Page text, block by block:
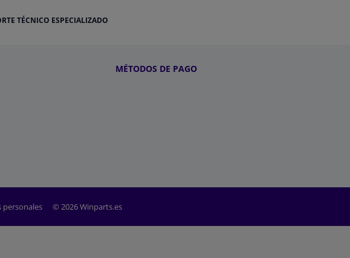
TÉCNICO ESPECIALIZADO
MÉTODOS DE PAGO
personales © 2026 Winparts.es